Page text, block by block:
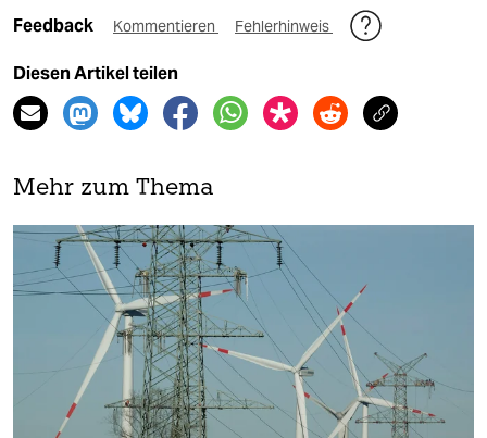
Feedback Kommentieren Fehlerhinweis
Diesen Artikel teilen
Mehr zum Thema